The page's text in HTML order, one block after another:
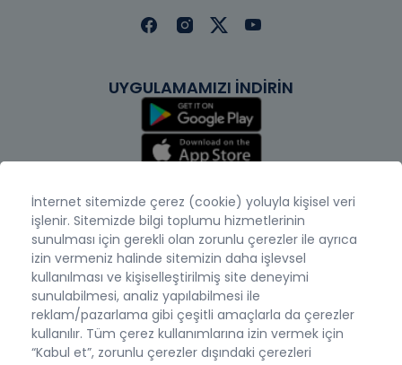
UYGULAMAMIZI İNDİRİN
İnternet sitemizde çerez (cookie) yoluyla kişisel veri
işlenir. Sitemizde bilgi toplumu hizmetlerinin
sunulması için gerekli olan zorunlu çerezler ile ayrıca
izin vermeniz halinde sitemizin daha işlevsel
kullanılması ve kişiselleştirilmiş site deneyimi
sunulabilmesi, analiz yapılabilmesi ile
reklam/pazarlama gibi çeşitli amaçlarla da çerezler
kullanılır. Tüm çerez kullanımlarına izin vermek için
“Kabul et”, zorunlu çerezler dışındaki çerezleri